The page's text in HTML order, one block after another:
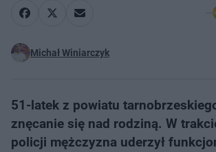
Michał Winiarczyk
51-latek z powiatu
znęcanie się nad rodziną. W
policji mężczyzna uderzył